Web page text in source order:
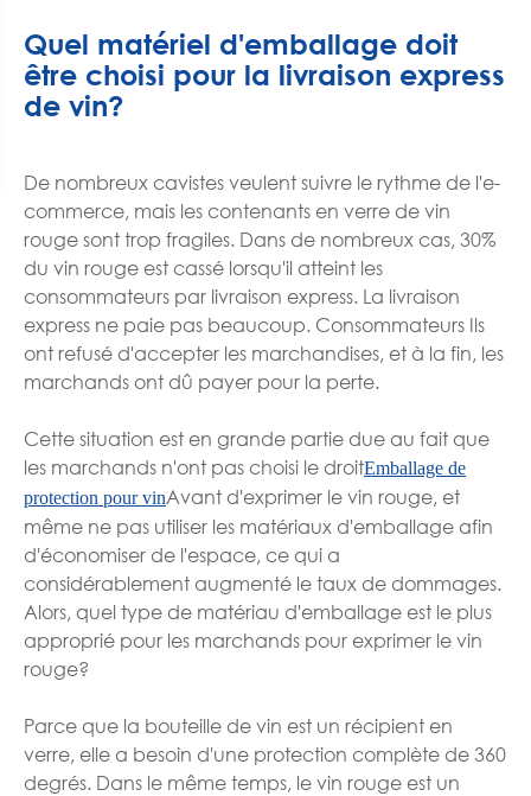
Quel matériel d'emballage doit
être choisi pour la livraison express
de vin?
De nombreux cavistes veulent suivre le rythme de l'e-
commerce, mais les contenants en verre de vin
rouge sont trop fragiles. Dans de nombreux cas, 30%
du vin rouge est cassé lorsqu'il atteint les
consommateurs par livraison express. La livraison
express ne paie pas beaucoup. Consommateurs Ils
ont refusé d'accepter les marchandises, et à la fin, les
marchands ont dû payer pour la perte.
Cette situation est en grande partie due au fait que
les marchands n'ont pas choisi le droitEmballage de
protection pour vinAvant d'exprimer le vin rouge, et
même ne pas utiliser les matériaux d'emballage afin
d'économiser de l'espace, ce qui a
considérablement augmenté le taux de dommages.
Alors, quel type de matériau d'emballage est le plus
approprié pour les marchands pour exprimer le vin
rouge?
Parce que la bouteille de vin est un récipient en
verre, elle a besoin d'une protection complète de 360
degrés. Dans le même temps, le vin rouge est un